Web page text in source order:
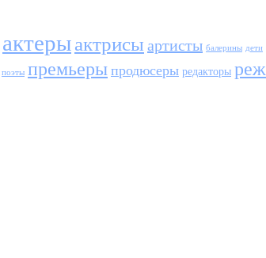
актерыактрисы артисты балерины дети
поэты премьеры продюсеры редакторы